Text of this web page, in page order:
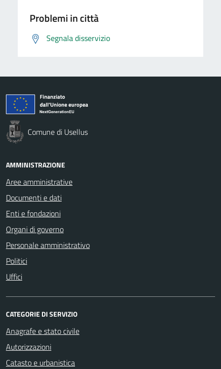
Problemi in città
Segnala disservizio
Comune di Usellus
AMMINISTRAZIONE
Aree amministrative
Documenti e dati
Enti e fondazioni
Organi di governo
Personale amministrativo
Politici
Uffici
CATEGORIE DI SERVIZIO
Anagrafe e stato civile
Autorizzazioni
Catasto e urbanistica